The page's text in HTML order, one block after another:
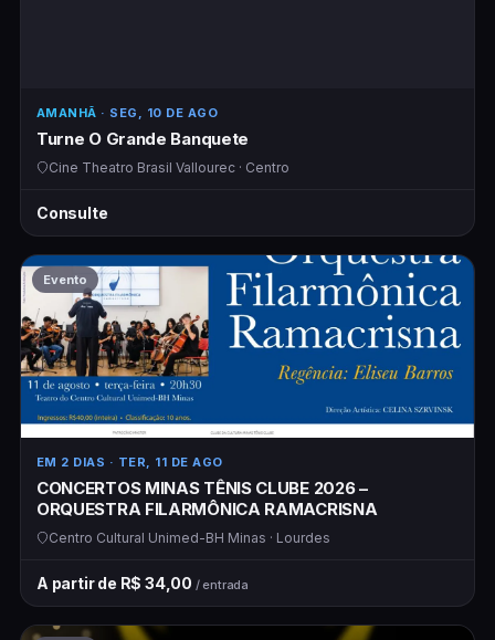
AMANHÃ · SEG, 10 DE AGO
Turne O Grande Banquete
Cine Theatro Brasil Vallourec · Centro
Consulte
Evento
EM 2 DIAS · TER, 11 DE AGO
CONCERTOS MINAS TÊNIS CLUBE 2026 –
ORQUESTRA FILARMÔNICA RAMACRISNA
Centro Cultural Unimed-BH Minas · Lourdes
A partir de R$ 34,00 / entrada